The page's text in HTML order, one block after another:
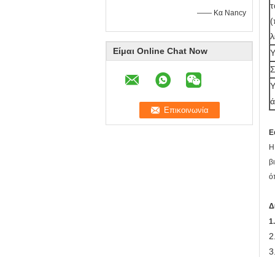
—— Κα Nancy
Είμαι Online Chat Now
1.